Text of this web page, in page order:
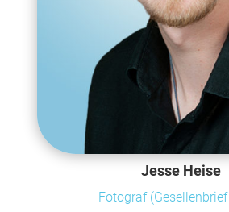
Jesse Heise
Fotograf (Gesellenbrief